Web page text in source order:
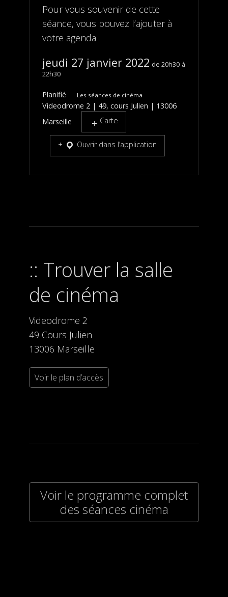
Pour vous souvenir de cette
séance, vous pouvez l’ajouter à
votre agenda
jeudi 27 janvier 2022
20h30
22h30
Planifié Les séances de cinéma
Videodrome 2 | 49, cours Julien | 13006
Marseille
Carte
Ouvrir dans l’application
Trouver la salle
de cinéma
Videodrome 2
49 Cours Julien
13006 Marseille
Voir le plan d’accès
Voir le programme complet
des séances cinéma